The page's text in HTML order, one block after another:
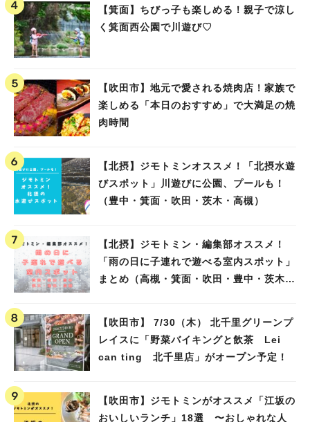
【箕面】ちびっ子も楽しめる！親子で涼し
く箕面西公園で川遊び♡
【吹田市】地元で愛される焼肉店！家族で
楽しめる「本日のおすすめ」で大満足の焼
肉時間
【北摂】ジモトミンオススメ！「北摂水遊
びスポット」川遊びに公園、プールも！
（豊中・箕面・吹田・茨木・高槻）
【北摂】ジモトミン・編集部オススメ！
「雨の日に子連れで遊べる室内スポット」
まとめ（高槻・箕面・吹田・豊中・茨木・
【吹田市】 7/30（木） 北千里グリーンプ
レイスに「野菜バイキングと飲茶 Lei
can ting 北千里店」がオープン予定！
【吹田市】ジモトミンがオススメ「江坂の
おいしいランチ」18選 〜おしゃれな人